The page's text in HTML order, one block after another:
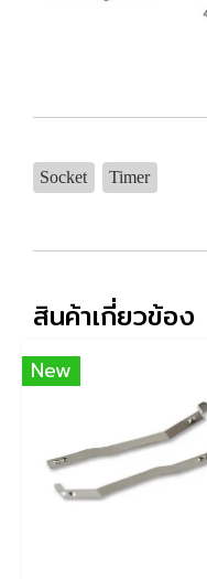
Socket Timer
สินค้าเกี่ยวข้อง
New